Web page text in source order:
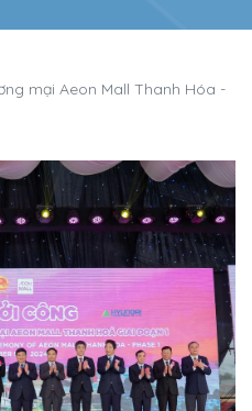
mại Aeon Mall Thanh Hóa -